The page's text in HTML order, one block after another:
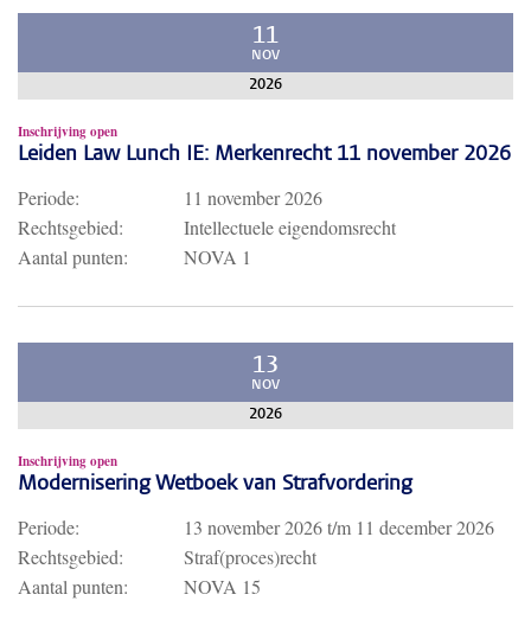
11
NOV
2026
Inschrijving open
Leiden Law Lunch IE: Merkenrecht 11 november 2026
Periode:
11 november 2026
Rechtsgebied:
Intellectuele eigendomsrecht
Aantal punten:
NOVA 1
13
NOV
2026
Inschrijving open
Modernisering Wetboek van Strafvordering
Periode: 13 november 2026t/m 11 december 2026
Rechtsgebied:
Straf(proces)recht
Aantal punten:
NOVA 15